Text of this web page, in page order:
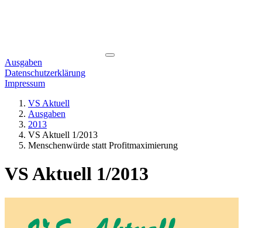
Ausgaben
Datenschutzerklärung
Impressum
VS Aktuell
Ausgaben
2013
VS Aktuell 1/2013
Menschenwürde statt Profitmaximierung
VS Aktuell 1/2013